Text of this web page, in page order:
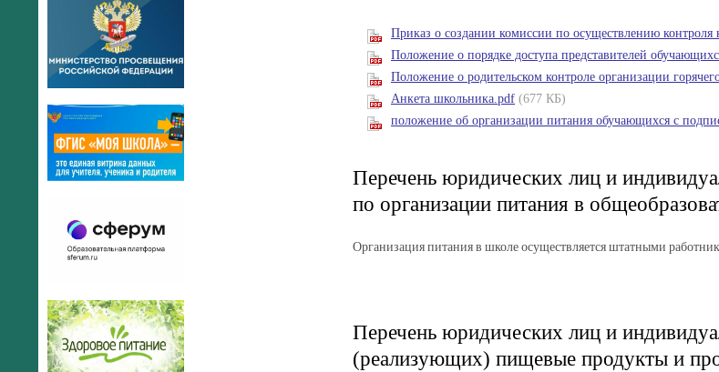
Приказ о создании комиссии по осуществлению
Положение о порядке доступа представителей
Положение о родительском контроле организации
Анкета школьника.pdf (677 КБ)
положение об организации питания обучающихся с
Перечень юридических лиц и
по организации питания в
Организация питания в школе осуществляется штатными
Перечень юридических лиц и
(реализующих) пищевые продукты и